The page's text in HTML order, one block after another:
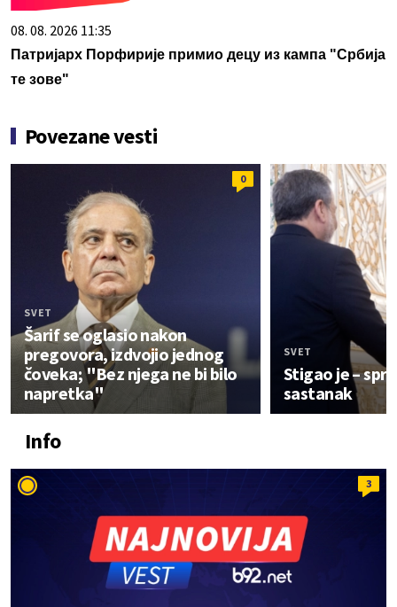
08. 08. 2026 11:35
Патријарх Порфирије примио децу из кампа "Србија
те зове"
Povezane vesti
0
SVET
Šarif se oglasio nakon
pregovora, izdvojio jednog
čoveka; "Bez njega ne bi bilo
napretka"
SVET
Stigao je –
sastanak
Info
3